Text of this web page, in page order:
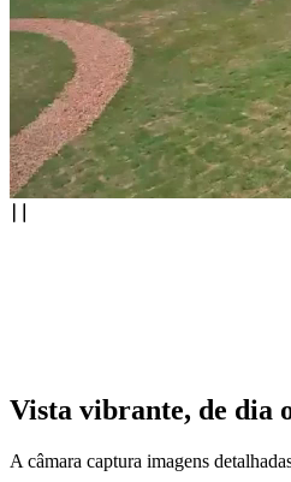
Vista vibrante, de dia
A câmara captura imagens